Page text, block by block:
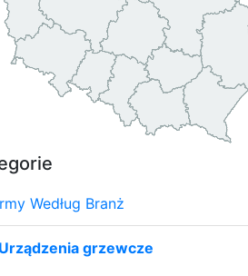
Według Branż
Urządzenia grzewcze